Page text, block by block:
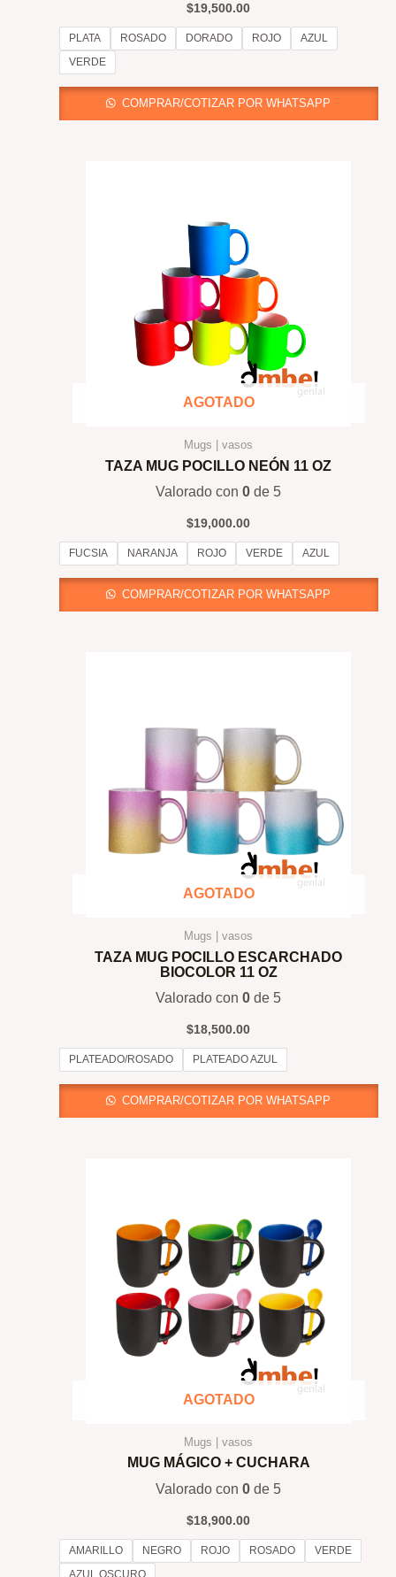
$19,500.00
PLATA ROSADO DORADO ROJO
AZUL
VERDE
COMPRAR/COTIZAR POR WHATSAPP
AGOTADO
Mugs | vasos
TAZA MUG POCILLO NEÓN 11 OZ
Valorado con0 de 5
$19,000.00
FUCSIA NARANJA ROJO VERDE AZUL
COMPRAR/COTIZAR POR WHATSAPP
AGOTADO
Mugs | vasos
TAZA MUG POCILLO ESCARCHADO
BIOCOLOR 11 OZ
Valorado con0 de 5
$18,500.00
PLATEADO/ROSADO PLATEADO AZUL
COMPRAR/COTIZAR POR WHATSAPP
AGOTADO
Mugs | vasos
MUG MÁGICO + CUCHARA
Valorado con0 de 5
$18,900.00
AMARILLO NEGRO ROJO ROSADO
VERDE
AZUL OSCURO